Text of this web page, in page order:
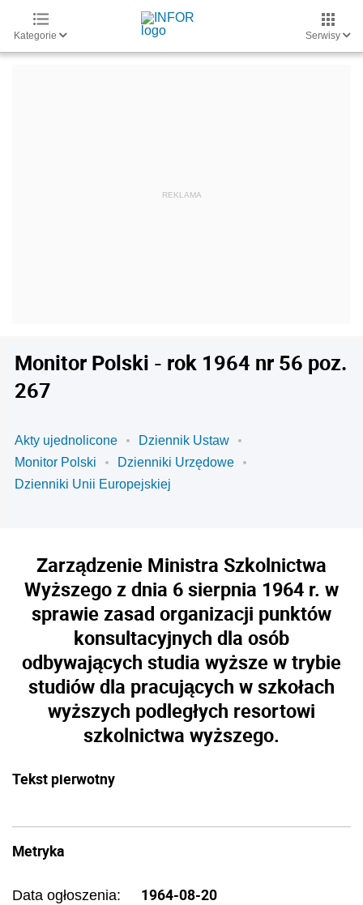
Kategorie Serwisy
Monitor Polski - rok 1964 nr 56 poz.
267
Akty ujednolicone
Dziennik Ustaw
Monitor Polski
Dzienniki Urzędowe
Dzienniki Unii Europejskiej
Zarządzenie Ministra Szkolnictwa
Wyższego z dnia 6 sierpnia 1964 r. w
sprawie zasad organizacji punktów
konsultacyjnych dla osób
odbywających studia wyższe w trybie
studiów dla pracujących w szkołach
wyższych podległych resortowi
szkolnictwa wyższego.
Tekst pierwotny
Metryka
Data ogłoszenia: 1964-08-20